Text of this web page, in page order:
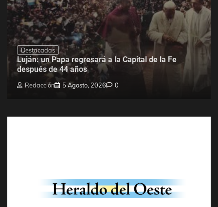
Destacadas
Luján: un Papa regresará a la Capital de la Fe
después de 44 años
Redacción 5 Agosto, 2026 0